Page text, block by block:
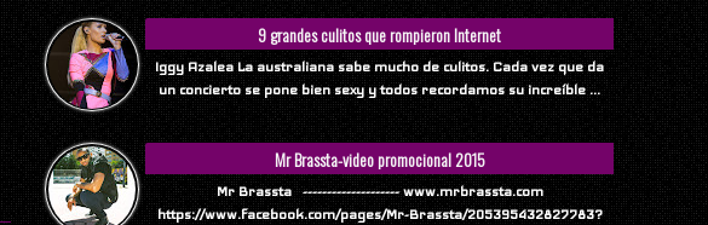
9 grandes culitos que rompieron Internet
Iggy Azalea La australiana sabe mucho de culitos. Cada vez que da
un concierto se pone bien sexy y todos recordamos su increíble ...
Mr Brassta-video promocional 2015
Mr Brassta -------------------- www.mrbrassta.com
https://www.facebook.com/pages/Mr-Brassta/205395432827783?